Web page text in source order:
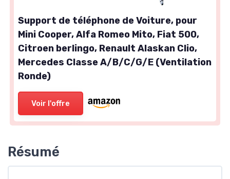
Support de téléphone de Voiture, pour
Mini Cooper, Alfa Romeo Mito, Fiat 500,
Citroen berlingo, Renault Alaskan Clio,
Mercedes Classe A/B/C/G/E (Ventilation
Ronde)
Voir l'offre
Résumé